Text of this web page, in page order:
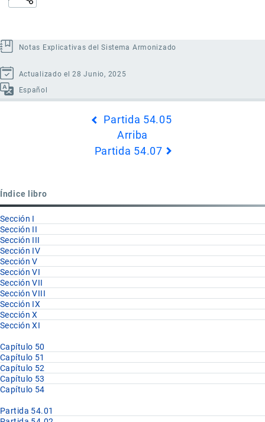
Notas Explicativas del Sistema Armonizado
Actualizado el 28 Junio, 2025
Español
Partida 54.05
Arriba
Partida 54.07
Índice libro
Sección I
Sección II
Sección III
Sección IV
Sección V
Sección VI
Sección VII
Sección VIII
Sección IX
Sección X
Sección XI
Capítulo 50
Capítulo 51
Capítulo 52
Capítulo 53
Capítulo 54
Partida 54.01